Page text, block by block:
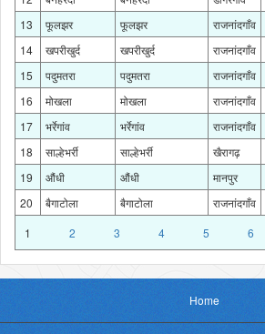
13
फूलझर फूलझर राजनांदगाँव
14
खपरीखुर्द खपरीखुर्द राजनांदगाँव
15
पदुमतरा पदुमतरा राजनांदगाँव
16
मोखला मोखला राजनांदगाँव
17
भर्रेगांव भर्रेगांव राजनांदगाँव
18
साल्हेभर्री साल्हेभर्री खैरागढ़
19
औंधी औंधी मानपुर
20
बैगाटोला बैगाटोला राजनांदगाँव
1
2 3 4 5 6
Home